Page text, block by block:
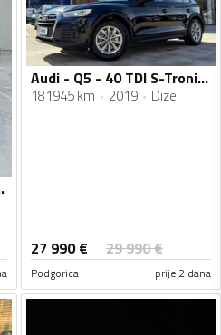
S line
Audi - Q5 - 40 TDI S-Tronic QUATTRO VIRTUAL COCKPIT 190 KS
181945 km 2019 Dizel
27 990€ 29 990€
Podgorica prije 2 dana